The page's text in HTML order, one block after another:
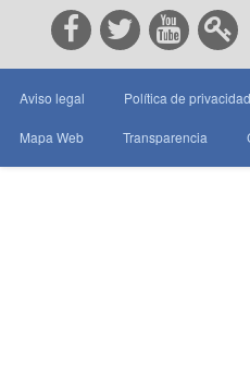
Aviso legal Política de privacidad
Mapa Web Transparencia